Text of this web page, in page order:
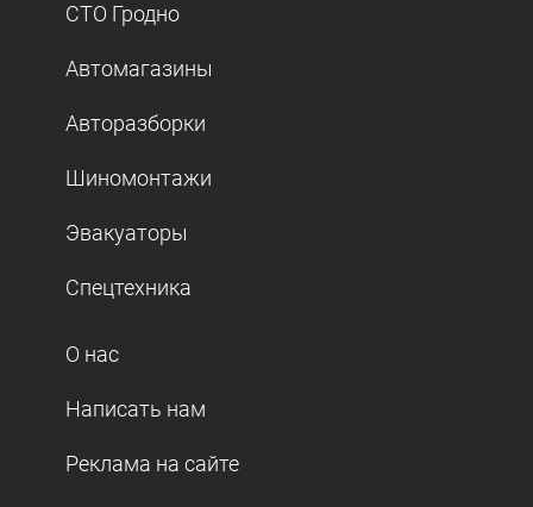
СТО Гродно
Автомагазины
Авторазборки
Шиномонтажи
Эвакуаторы
Спецтехника
О нас
Написать нам
Реклама на сайте